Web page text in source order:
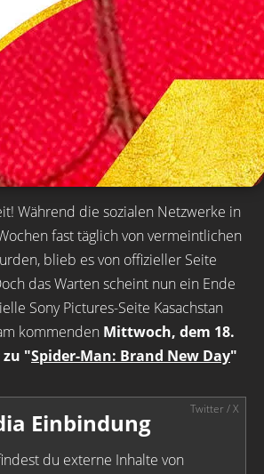
Während die sozialen Netzwerke in
fast täglich von vermeintlichen
blieb es von offizieller Seite
das Warten scheint nun ein Ende
Sony Pictures-Seite Kasachstan
kommenden Mittwoch, dem 18.
zu "Spider-Man: Brand New Day"
Einbindung
du externe Inhalte von